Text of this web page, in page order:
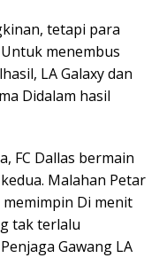
tetapi para
menembus
LA Galaxy dan
Didalam hasil
FC Dallas bermain
Malahan Petar
memimpin Di menit
tak terlalu
Gawang LA